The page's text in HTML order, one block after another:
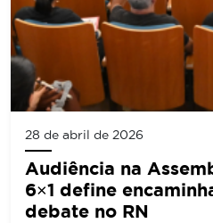
28 de abril de 2026
Audiência na
6×1 define
debate no RN